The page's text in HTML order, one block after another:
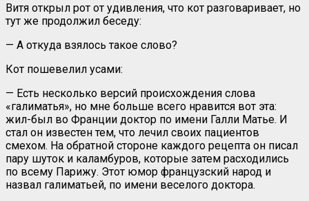
Витя открыл рот от удивления, что кот разговаривает, но
тут же продолжил беседу:
— А откуда взялось такое слово?
Кот пошевелил усами:
— Есть несколько версий происхождения слова
«галиматья», но мне больше всего нравится вот эта:
жил-был во Франции доктор по имени Галли Матье. И
стал он известен тем, что лечил своих пациентов
смехом. На обратной стороне каждого рецепта он писал
пару шуток и каламбуров, которые затем расходились
по всему Парижу. Этот юмор французский народ и
назвал галиматьей, по имени веселого доктора.